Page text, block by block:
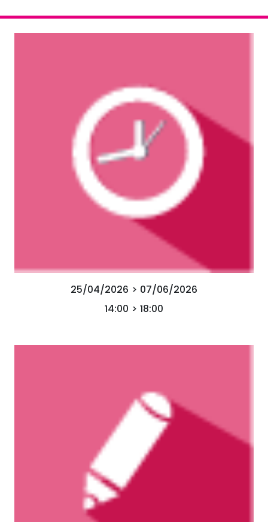
25/04/2026 > 07/06/2026
14:00 > 18:00